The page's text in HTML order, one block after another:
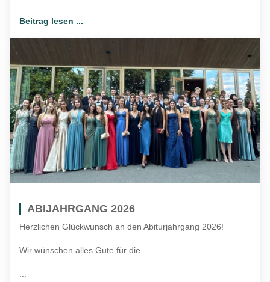
Beitrag lesen ...
ABIJAHRGANG 2026
Herzlichen Glückwunsch an den Abiturjahrgang 2026!
Wir wünschen alles Gute für die